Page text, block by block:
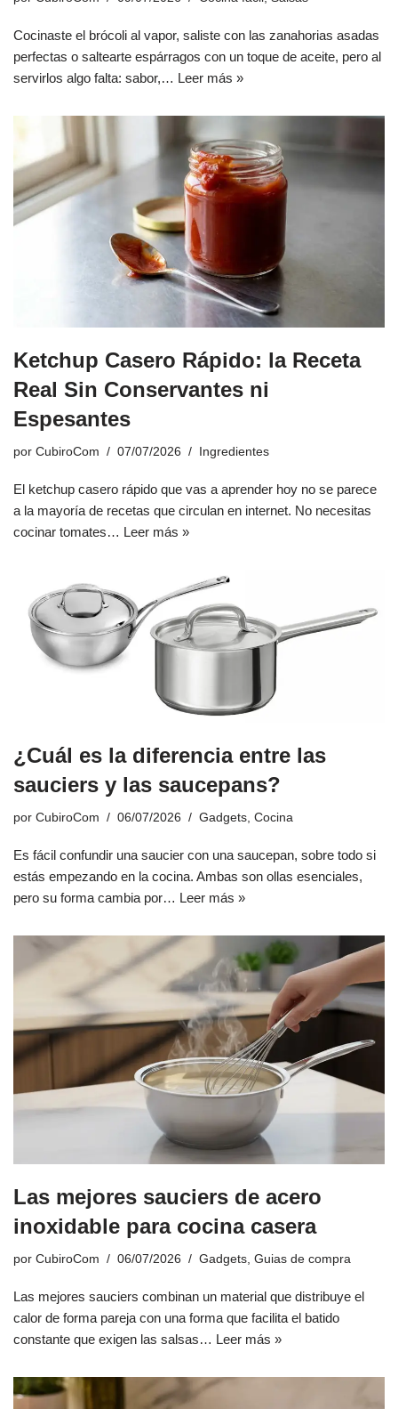
Cocinaste el brócoli al vapor, saliste con las zanahorias asadas
perfectas o saltearte espárragos con un toque de aceite, pero al
servirlos algo falta: sabor,… Leer más »
Ketchup Casero Rápido: la Receta
Real Sin Conservantes ni
Espesantes
por CubiroCom 07/07/2026 Ingredientes
El ketchup casero rápido que vas a aprender hoy no se parece
a la mayoría de recetas que circulan en internet. No necesitas
cocinar tomates… Leer más »
¿Cuál es la diferencia entre las
sauciers y las saucepans?
por CubiroCom 06/07/2026 Gadgets, Cocina
Es fácil confundir una saucier con una saucepan, sobre todo si
estás empezando en la cocina. Ambas son ollas esenciales,
pero su forma cambia por… Leer más »
Las mejores sauciers de acero
inoxidable para cocina casera
por CubiroCom 06/07/2026 Gadgets Guias de compra
Las mejores sauciers combinan un material que distribuye el
calor de forma pareja con una forma que facilita el batido
constante que exigen las salsas… Leer más »